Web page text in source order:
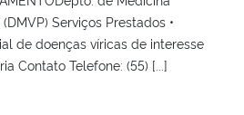
Serviços Prestados •
de doenças víricas de interesse
Contato Telefone: (55) [...]